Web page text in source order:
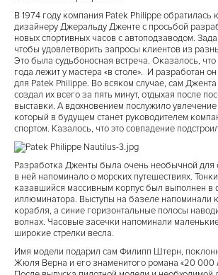
В 1974 году компания Patek Philippe обратилась
дизайнеру Джеральду Дженте с просьбой
новых спортивных часов с автоподзаводом.
чтобы удовлетворить запросы клиентов из
Это была судьбоносная встреча. Оказалось, что
года лежит у мастера «в столе». И разработан
для Patek Philippe. Во всяком случае, сам Джента
создал их всего за пять минут, отдыхая после
выставки. А вдохновением послужило
который в будущем станет руководителем
спортом. Казалось, что это совпадение
Разработка Дженты была очень необычной для
в ней напоминало о морских путешествиях.
казавшийся массивным корпус был выполнен в
иллюминатора. Выступы на базеле напоминали
корабля, а синие горизонтальные полосы
волнах. Часовые засечки напоминали
широкие стрелки весла.
Имя модели подарил сам Филипп Штерн,
Жюля Верна и его знаменитого романа «20 000